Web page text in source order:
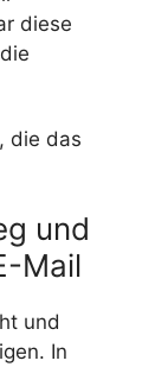
diese
die das
und
Mail
und
In